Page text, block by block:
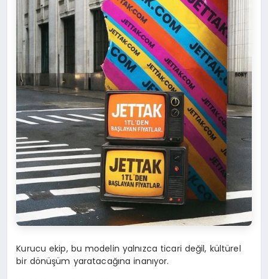
Kurucu ekip, bu modelin yalnızca ticari değil, kültürel
bir dönüşüm yaratacağına inanıyor.